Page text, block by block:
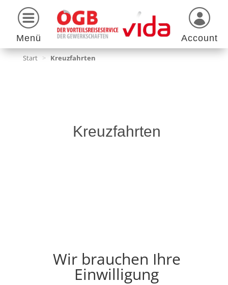
Menü Account
Start > Kreuzfahrten
Kreuzfahrten
Wir brauchen Ihre
Einwilligung